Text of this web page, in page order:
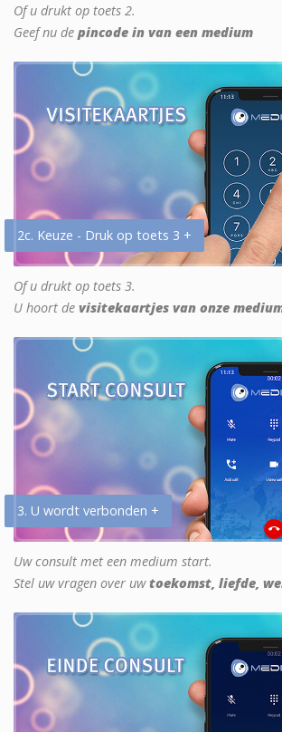
Of u drukt op toets 2.
Geef nu de pincode in van een medium
2c. Keuze - Druk op toets 3 +
Of u drukt op toets 3.
U hoort de visitekaartjes van onze
3. U wordt verbonden +
Uw consult met een medium start.
Stel uw vragen over uwtoekomst, liefde,